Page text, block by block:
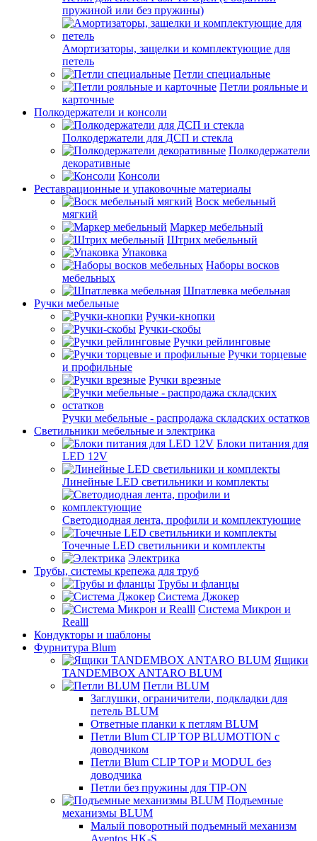
пружиной или без пружины)
Амортизаторы, защелки и комплектующие для
петель
Петли специальные
Петли рояльные и
карточные
Полкодержатели и консоли
Полкодержатели для ДСП и стекла
Полкодержатели
декоративные
Консоли
Реставрационные и упаковочные материалы
Воск мебельный
мягкий
Маркер мебельный
Штрих мебельный
Упаковка
Наборы восков
мебельных
Шпатлевка мебельная
Ручки мебельные
Ручки-кнопки
Ручки-скобы
Ручки рейлинговые
Ручки торцевые
и профильные
Ручки врезные
Ручки мебельные - распродажа складских остатков
Светильники мебельные и электрика
Блоки питания для
LED 12V
Линейные LED светильники и комплекты
Светодиодная лента, профили и комплектующие
Точечные LED светильники и комплекты
Электрика
Трубы, системы крепежа для труб
Трубы и фланцы
Система Джокер
Система Микрон и
Realll
Кондукторы и шаблоны
Фурнитура Blum
Ящики
TANDEMBOX ANTARO BLUM
Петли BLUM
Заглушки, ограничители, подкладки для
петель BLUM
Ответные планки к петлям BLUM
Петли Blum CLIP TOP BLUMOTION с
доводчиком
Петли Blum CLIP TOP и MODUL без
доводчика
Петли без пружины для TIP-ON
Подъемные
механизмы BLUM
Малый поворотный подъемный механизм
Aventos HK-S